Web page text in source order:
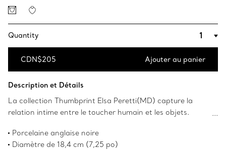
Quantity
CDN$205 Ajouter au panier
Description et Détails
La collection Thumbprint Elsa Peretti(MD) capture la
relation intime entre le toucher humain et les objets.
anglaise met en valeur le talent emblématique d’Elsa pour
la transformation d’articles ordinaires en objets
Porcelaine anglaise noire
Diamètre de 18,4 cm (7,25 po)